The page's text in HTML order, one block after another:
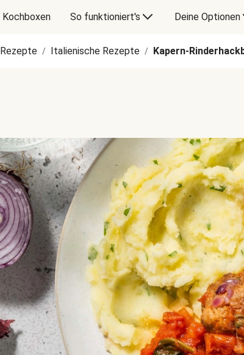
Kochboxen So funktioniert's Deine Optionen
Rezepte / Italienische Rezepte / Kapern-